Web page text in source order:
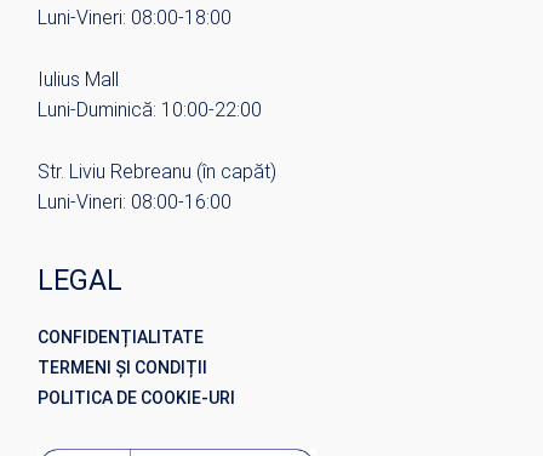
Luni-Vineri: 08:00-18:00
Iulius Mall
Luni-Duminică: 10:00-22:00
Str. Liviu Rebreanu (în capăt)
Luni-Vineri: 08:00-16:00
LEGAL
CONFIDENȚIALITATE
TERMENI ȘI CONDIȚII
POLITICA DE COOKIE-URI